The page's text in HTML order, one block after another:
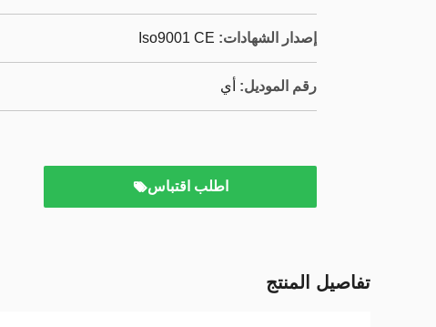
إصدار الشهادات: Iso9001 CE
رقم الموديل: أي
اطلب اقتباس
تفاصيل المنتج